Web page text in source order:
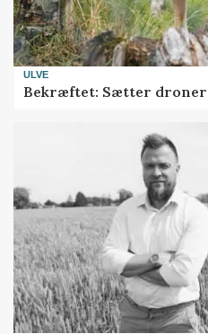
ULVE
Bekræftet: Sætter